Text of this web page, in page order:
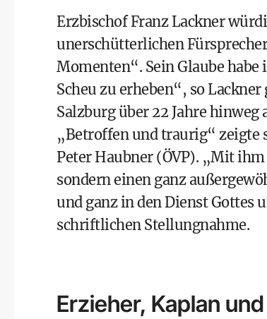
Erzbischof Franz Lackner
unerschütterlichen
Momenten“. Sein Glaube
Scheu zu erheben“, so Lackner
Salzburg über 22 Jahre
„Betroffen und traurig“ zeigte
Peter Haubner (ÖVP). „Mit
sondern einen ganz
und ganz in den Dienst Gottes
schriftlichen Stellungnahme.
Erzieher, Kaplan